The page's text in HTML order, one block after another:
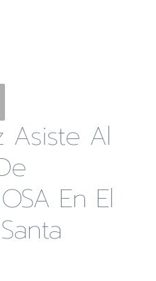
Asiste Al
En El